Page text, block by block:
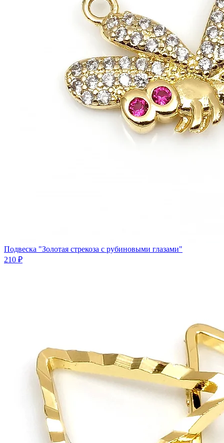
Подвеска "Золотая стрекоза с рубиновыми глазами"
210 ₽